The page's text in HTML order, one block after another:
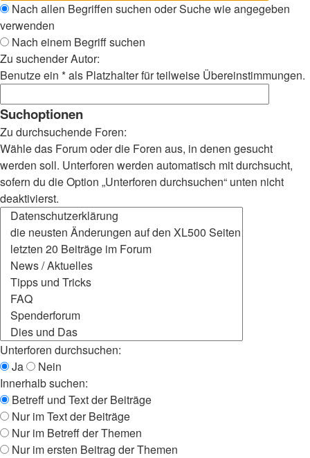
Nach allen Begriffen suchen oder Suche wie angegeben
verwenden
Nach einem Begriff suchen
Zu suchender Autor:
Benutze ein * als Platzhalter für teilweise Übereinstimmungen.
Suchoptionen
Zu durchsuchende Foren:
Wähle das Forum oder die Foren aus, in denen gesucht
werden soll. Unterforen werden automatisch mit durchsucht,
sofern du die Option „Unterforen durchsuchen“ unten nicht
deaktivierst.
Unterforen durchsuchen:
Ja
Nein
Innerhalb suchen:
Betreff und Text der Beiträge
Nur im Text der Beiträge
Nur im Betreff der Themen
Nur im ersten Beitrag der Themen